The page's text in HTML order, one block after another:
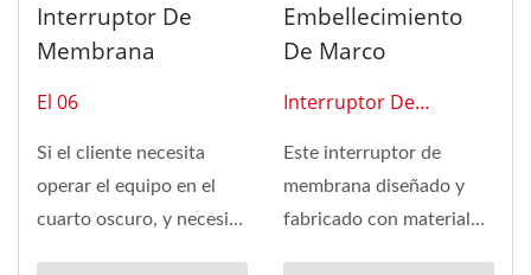
Interruptor De
Membrana
El 06
Si el cliente necesita
operar el equipo en el
cuarto oscuro, y necesita
Embellecimiento
De Marco
Interruptor De
Este interruptor de
membrana diseñado y
fabricado con material